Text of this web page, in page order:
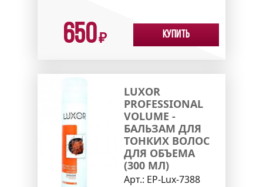
650₽ Купить
LUXOR
PROFESSIONAL
VOLUME -
БАЛЬЗАМ ДЛЯ
ТОНКИХ ВОЛОС
ДЛЯ ОБЪЕМА
(300 МЛ)
Арт.: EP-Lux-7388